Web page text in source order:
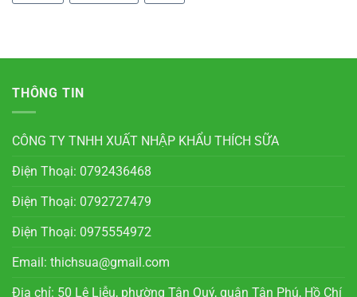
THÔNG TIN
CÔNG TY TNHH XUẤT NHẬP KHẨU THÍCH SỮA
Điện Thoại: 0792436468
Điện Thoại: 0792727479
Điện Thoại: 0975554972
Email: thichsua@gmail.com
Địa chỉ: 50 Lê Liễu, phường Tân Quý, quận Tân Phú, Hồ Chí